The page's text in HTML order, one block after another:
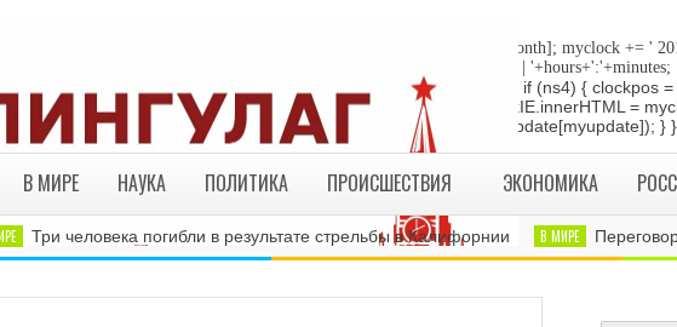
return; } //Date-Time if (StyleDate) { myclock = ''; myclock += '
myclock += DaysOfWeek[day]+', '+mday+mn+' '+MonthsOfYear[month]; myclock += '
{ myclock += ''+hours+':'+minutes; } if (DisplayDate) { myclock += ' |
return; } //end edit by RBO Team // Write the clock to the layer: if (ns4) { clockpos
liveclock.document.close(); } else if (ie4) { LiveClockIE.innerHTML =
myclock; } if (myupdate != 0) { setTimeout("show_clock()",ClockUpdate[myupdate]); } }
В МИРЕ НАУКА ПОЛИТИКА ПРОИСШЕСТВИЯ ЭКОНОМИКА
Три человека погибли в результате стрельбы в Калифорнии В МИРЕ Переговоры